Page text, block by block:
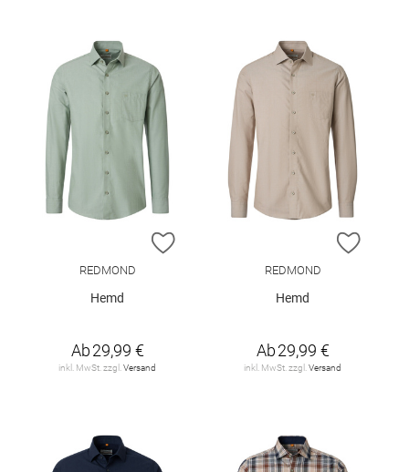
ZUR WUNSCHLISTE HINZUFÜGEN
REDMOND
Hemd
Ab29,99 €
inkl. MwSt. zzgl. Versand
ZUR
REDMOND
Hemd
Ab29,99 €
inkl. MwSt. zzgl. Versand